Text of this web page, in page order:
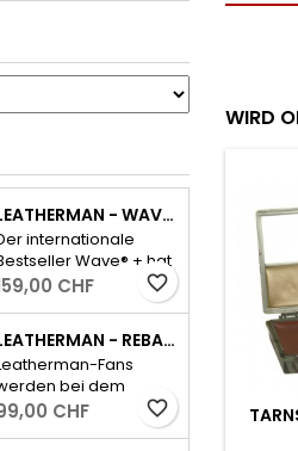
LEATHERMAN - WAVE PLUS INKL. ETUI - SCHWARZ
internationale
Wave® + hat
wichtigen Tools für
den Alltag und dazu
Feststellbare
CHF favorite_border
LEATHERMAN - REBAR - SILBER
Fans
bei dem
Rebar sofort die
CHF favorite_border
WIRD
-
favorite_border
FÜR NATO